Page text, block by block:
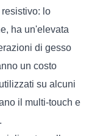
lo
ha un'elevata
di gesso
un costo
su alcuni
il multi-touch e